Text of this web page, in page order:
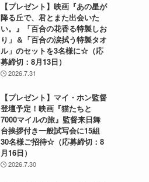
【プレゼント】映画『あの星が
降る丘で、君とまた出会いた
い。』「百合の花香る特製しお
り」＆「百合の涙拭う特製タオ
ル」のセットを3名様に☆（応
募締切：8月13日）
2026.7.31
【プレゼント】マイ・ホン監督
登壇予定！映画『猫たちと
7000マイルの旅』監督来日舞
台挨拶付き一般試写会に15組
30名様ご招待☆（応募締切：8
月16日）
2026.7.30